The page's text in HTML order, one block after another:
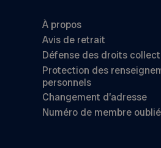
À propos
Avis de retrait
Défense des droits
Protection des
personnels
Changement d’adresse
Numéro de membre